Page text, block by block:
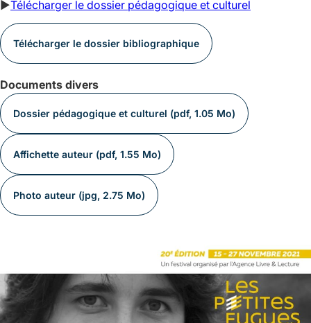
►Télécharger le dossier pédagogique et culturel
Télécharger le dossier bibliographique
Documents divers
Dossier pédagogique et culturel (pdf, 1.05 Mo)
Affichette auteur (pdf, 1.55 Mo)
Photo auteur (jpg, 2.75 Mo)